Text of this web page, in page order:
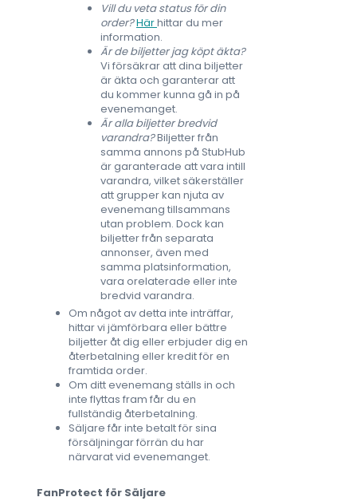
Vill du veta status för din
order?Härhittar du mer
information.
Är de biljetter jag köpt äkta?
Vi försäkrar att dina biljetter
är äkta och garanterar att
du kommer kunna gå in på
evenemanget.
Är alla biljetter bredvid
varandra?Biljetter från
samma annons på StubHub
är garanterade att vara intill
varandra, vilket säkerställer
att grupper kan njuta av
evenemang tillsammans
utan problem. Dock kan
biljetter från separata
annonser, även med
samma platsinformation,
vara orelaterade eller inte
bredvid varandra.
Om något av detta inte inträffar,
hittar vi jämförbara eller bättre
biljetter åt dig eller erbjuder dig en
återbetalning eller kredit för en
framtida order.
Om ditt evenemang ställs in och
inte flyttas fram får du en
fullständig återbetalning.
Säljare får inte betalt för sina
försäljningar förrän du har
närvarat vid evenemanget.
FanProtect för Säljare